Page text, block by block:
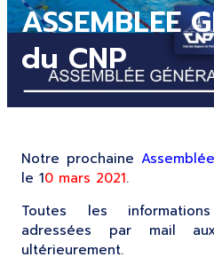
ASSEMBLEE
du CNP
Notre prochaine
le 10 mars 2021.
Toutes les
adressées par mail
ultérieurement.